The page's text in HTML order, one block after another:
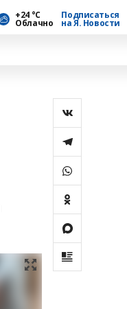
+24 °С
Облачно
Подписаться
на Я. Новости